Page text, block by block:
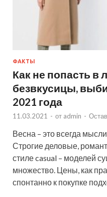
ФАКТЫ
Как не попасть в
безвкусицы,
2021 года
11.03.2021 - от admin -
Весна – это всегда
Строгие деловые,
стиле casual – моделей
множество. Цены, как
спонтанно к покупке